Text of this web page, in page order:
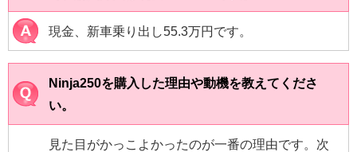
現金、新車乗り出し55.3万円です。
Ninja250を購入した理由や動機を教えてくださ
い。
見た目がかっこよかったのが一番の理由です。次